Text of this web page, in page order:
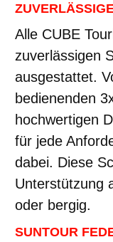
Alle CUBE
zuverlässigen
ausgestattet.
bedienenden
hochwertigen
für jede
dabei. Diese
Unterstützung
oder bergig.
SUNTOUR